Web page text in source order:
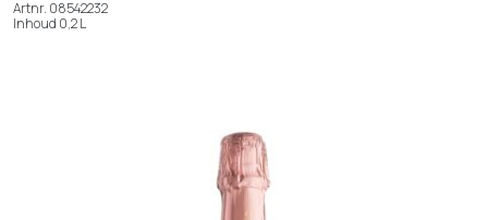
Artnr. 08542232
Inhoud 0,2 L